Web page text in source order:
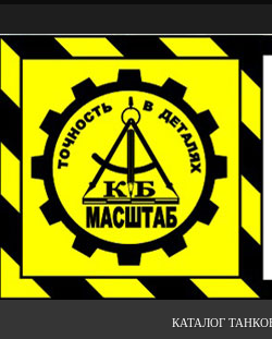
КАТАЛОГ